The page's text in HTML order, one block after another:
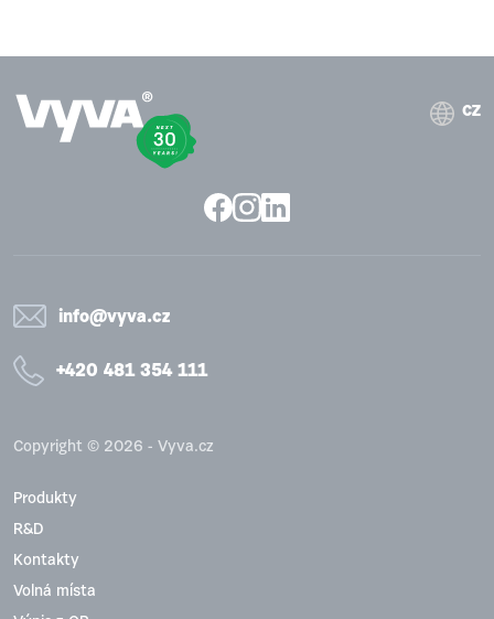
CZ
info@vyva.cz
+420 481 354 111
Copyright © 2026 - Vyva.cz
Produkty
R&D
Kontakty
Volná místa